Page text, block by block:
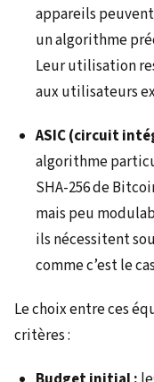
appareils
un algorithme
Leur utilisation
aux utilisateurs
ASIC (circuit
algorithme
SHA-256 de
mais peu
ils nécessitent
comme c’est le
Le choix entre ces
critères :